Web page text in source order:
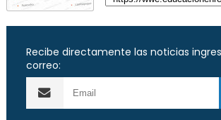
Recibe directamente las noticias
correo: